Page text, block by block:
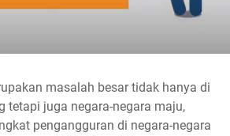
masalah besar tidak hanya di
tetapi juga negara-negara maju,
pengangguran di negara-negara